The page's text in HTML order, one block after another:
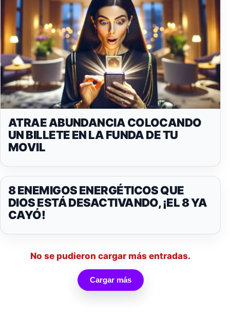
ATRAE ABUNDANCIA COLOCANDO
UN BILLETE EN LA FUNDA DE TU
MOVIL
8 ENEMIGOS ENERGÉTICOS QUE
DIOS ESTÁ DESACTIVANDO, ¡EL 8 YA
CAYÓ!
No se pudieron cargar más entradas.
Cargar más